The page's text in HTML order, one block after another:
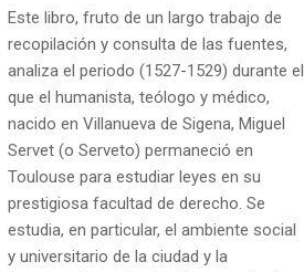
Este libro, fruto de un largo trabajo de
recopilación y consulta de las fuentes,
analiza el periodo (1527-1529) durante el
que el humanista, teólogo y médico,
nacido en Villanueva de Sigena, Miguel
Servet (o Serveto) permaneció en
Toulouse para estudiar leyes en su
prestigiosa facultad de derecho. Se
estudia, en particular, el ambiente social
y universitario de la ciudad y la